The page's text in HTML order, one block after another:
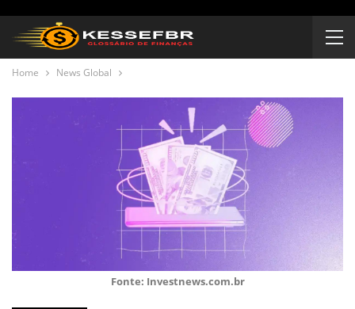
Home News Global
Fonte: Investnews.com.br